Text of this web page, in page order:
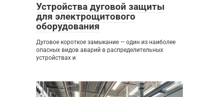
Устройства дуговой защиты
для электрощитового
оборудования
Дуговое короткое замыкание — один из наиболее
опасных видов аварий в распределительных
устройствах и